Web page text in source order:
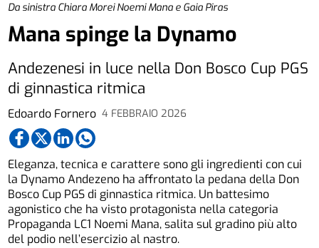
Da sinistra Chiara Morei Noemi Mana e Gaia Piras
Edoardo Fornero 4 FEBBRAIO 2026
Mana spinge la Dynamo
Andezenesi in luce nella Don Bosco Cup PGS
di ginnastica ritmica
Eleganza, tecnica e carattere sono gli ingredienti con cui
la Dynamo Andezeno ha affrontato la pedana della Don
Bosco Cup PGS di ginnastica ritmica. Un battesimo
agonistico che ha visto protagonista nella categoria
Propaganda LC1 Noemi Mana, salita sul gradino più alto
del podio nell’esercizio al nastro.